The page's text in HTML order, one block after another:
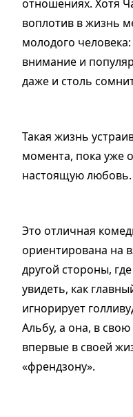
отношениях. Хотя
воплотив в жизнь
молодого
внимание и
даже и столь
Такая жизнь
момента, пока уже
настоящую любовь.
Это отличная
ориентирована на
другой стороны,
увидеть, как
игнорирует
Альбу, а она, в
впервые в своей
«френдзону».